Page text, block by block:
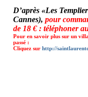
D’après «Les
Cannes), pour
de 18 € : téléphoner
Pour en savoir plus sur un
passé :
Cliquez sur http://